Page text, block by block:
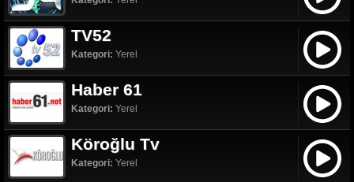
TV52
Kategori: Yerel
Haber 61
Kategori: Yerel
Köroğlu Tv
Kategori: Yerel